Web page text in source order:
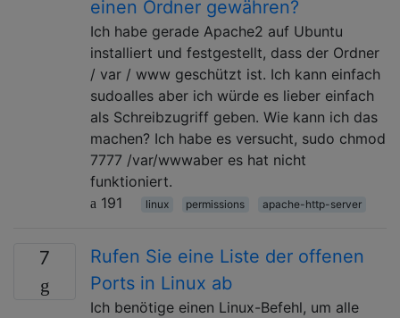
einen Ordner gewähren?
Ich habe gerade Apache2 auf Ubuntu
installiert und festgestellt, dass der Ordner
/ var / www geschützt ist. Ich kann einfach
sudoalles aber ich würde es lieber einfach
als Schreibzugriff geben. Wie kann ich das
machen? Ich habe es versucht, sudo chmod
7777 /var/wwwaber es hat nicht
funktioniert.
191
linux permissions apache-http-server
7
Rufen Sie eine Liste der offenen
Ports in Linux ab
Ich benötige einen Linux-Befehl, um alle